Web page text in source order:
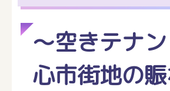
～空きテナ
心市街地の